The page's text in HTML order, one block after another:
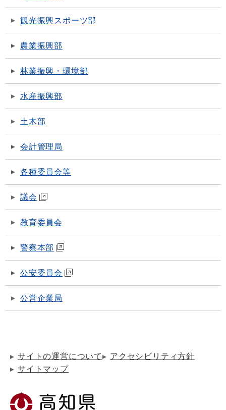
観光振興スポーツ部
農業振興部
林業振興・環境部
水産振興部
土木部
会計管理局
各種委員会等
議会
教育委員会
警察本部
公安委員会
公営企業局
サイトの運営について
アクセシビリティ方針
サイトマップ